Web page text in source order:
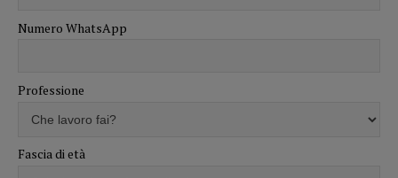
Numero WhatsApp
Professione
Fascia di età